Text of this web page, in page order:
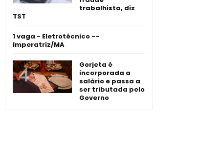
trabalhista, diz
TST
1 vaga - Eletrotécnico -­
Imperatriz/MA
Gorjeta é
incorporada a
salário e passa a
ser tributada pelo
Governo